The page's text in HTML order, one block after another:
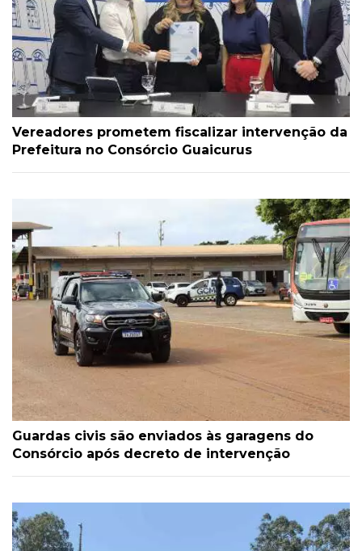
Vereadores prometem fiscalizar intervenção da
Prefeitura no Consórcio Guaicurus
Guardas civis são enviados às garagens do
Consórcio após decreto de intervenção